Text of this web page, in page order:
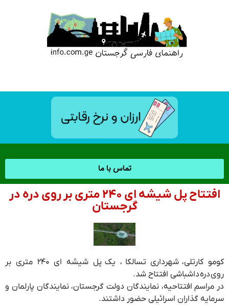
تماس با ما
افتتاح پل شیشه ای ۲۴۰ متری بر روی دره در
گرجستان
کومو کارتلی، شهرداری تسالکا ، یک پل شیشه ای ۲۴۰ متری بر
روی دره داشباشی افتتاح شد.
در مراسم افتتاحیه، نمایندگان دولت گرجستان، نمایندگان پارلمان و
سرمایه گذاران اسرائیلی حضور داشتند.